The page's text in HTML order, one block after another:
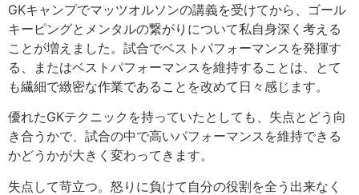
GKキャンプでマッツオルソンの講義を受けてから、ゴール
キーピングとメンタルの繋がりについて私自身深く考える
ことが増えました。試合でベストパフォーマンスを発揮す
る、またはベストパフォーマンスを維持することは、とて
も繊細で緻密な作業であることを改めて日々感じます。
優れたGKテクニックを持っていたとしても、失点とどう向
き合うかで、試合の中で高いパフォーマンスを維持できる
かどうかが大きく変わってきます。
失点して苛立つ。怒りに負けて自分の役割を全う出来なく